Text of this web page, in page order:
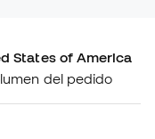
States of America
del pedido